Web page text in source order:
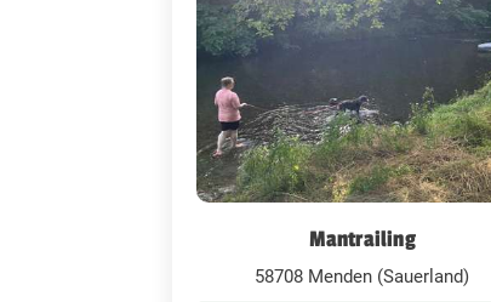
Mantrailing
58708 Menden (Sauerland)